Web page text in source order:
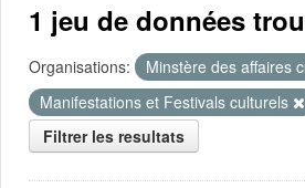
1 jeu de données
Organisations: Minstère des affaires
Manifestations et Festivals culturels
Filtrer les resultats